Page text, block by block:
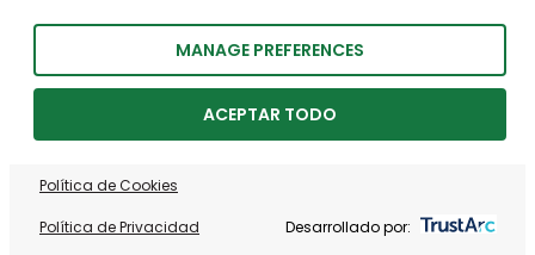
MANAGE PREFERENCES
ACEPTAR TODO
Política de Cookies
Política de Privacidad Desarrollado por: